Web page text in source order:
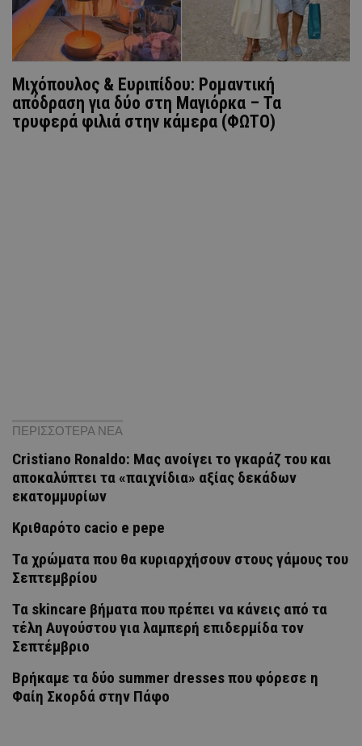
Μιχόπουλος & Ευριπίδου: Ρομαντική
απόδραση για δύο στη Μαγιόρκα – Τα
τρυφερά φιλιά στην κάμερα (ΦΩΤΟ)
ΠΕΡΙΣΣΟΤΕΡΑ ΝΕΑ
Cristiano Ronaldo: Μας ανοίγει το γκαράζ του και
αποκαλύπτει τα «παιχνίδια» αξίας δεκάδων
εκατομμυρίων
Κριθαρότο cacio e pepe
Τα χρώματα που θα κυριαρχήσουν στους γάμους του
Σεπτεμβρίου
Τα skincare βήματα που πρέπει να κάνεις από τα
τέλη Αυγούστου για λαμπερή επιδερμίδα τον
Σεπτέμβριο
Βρήκαμε τα δύο summer dresses που φόρεσε η
Φαίη Σκορδά στην Πάφο